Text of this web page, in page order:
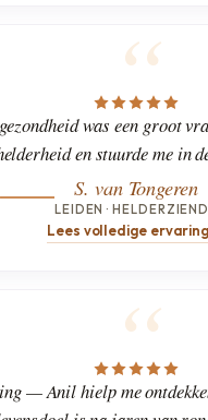
was een groot
en stuurde me in
S. van Tongeren
LEIDEN ·
Lees volledige
— Anil hielp me